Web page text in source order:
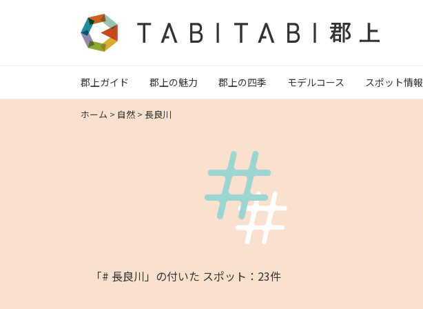
郡上ガイド 郡上の魅力 郡上の四季 モデルコース スポット情報
ホーム > 自然 > 長良川
「# 長良川」の付いた スポット：23件